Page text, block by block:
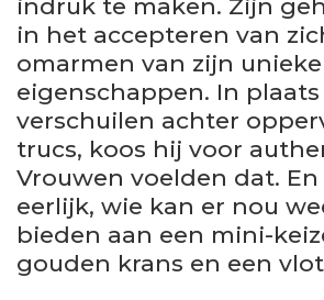
indruk te maken. Zijn
in het accepteren van
omarmen van zijn unieke
eigenschappen. In
verschuilen achter
trucs, koos hij voor
Vrouwen voelden dat.
eerlijk, wie kan er nou
bieden aan een mini-
gouden krans en een